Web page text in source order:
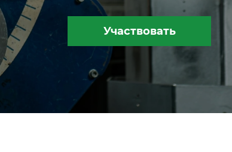
Участвовать